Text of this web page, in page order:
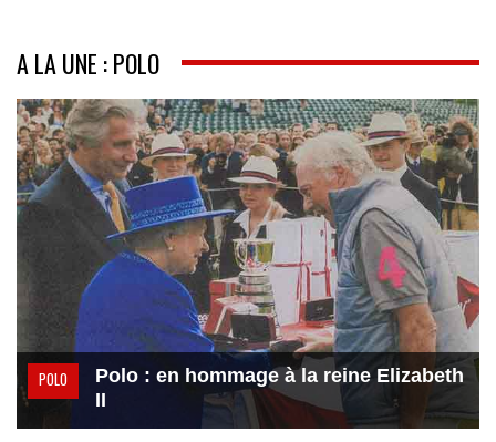
A LA UNE : POLO
POLO
Polo : en hommage à la reine Elizabeth
II